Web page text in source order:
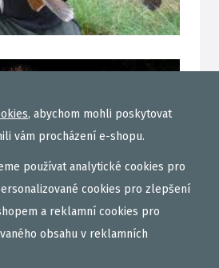
, abychom mohli poskytovat
vám procházení e-shopu.
používat analytické cookies pro
cookies pro zlepšení
a reklamní cookies pro
obsahu v reklamních